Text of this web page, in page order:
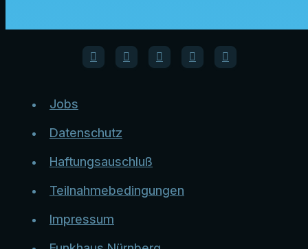
Jobs
Datenschutz
Haftungsauschluß
Teilnahmebedingungen
Impressum